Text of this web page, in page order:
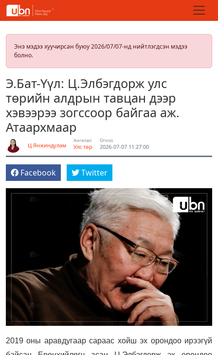
Энэ мэдээ хуучирсан буюу 2026/07/07-нд нийтлэгдсэн мэдээ
болно.
Э.Бат-Үүл: Ц.Элбэгдорж улс
төрийн алдрын тавцан дээр
хэвээрээ зогссоор байгаа аж.
Атаархмаар
Ц.Янжиндулам
Ангилал
Улс төр
Огноо
2026-07-07 11:27:00
Facebook Twitter
2019 оны аравдугаар сараас хойш эх орондоо ирээгүй